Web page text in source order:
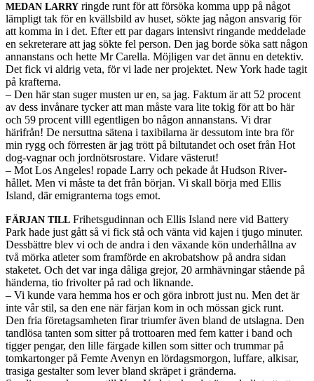
MEDAN LARRY ringde runt för att försöka komma upp på något
lämpligt tak för en kvälls­bild av huset, sökte jag någon ans­varig för
att komma in i det. Efter ett par dagars inten­sivt ringande med­de­lade
en sekreter­are att jag sökte fel per­son. Den jag borde söka satt någon
annanstans och hette Mr Carella. Möjli­gen var det ännu en detek­tiv.
Det fick vi aldrig veta, för vi lade ner pro­jek­tet. New York hade tagit
på krafterna.
– Den här stan suger musten ur en, sa jag. Fak­tum är att 52 pro­cent
av dess invånare tycker att man måste vara lite tokig för att bo här
och 59 pro­cent villl egentli­gen bo någon annanstans. Vi drar
härifrån! De ner­sut­tna sätena i tax­i­bi­larna är dessu­tom inte bra för
min rygg och för­resten är jag trött på bil­tutandet och oset från Hot
dog-vagnar och jord­nöt­srostare. Vidare västerut!
– Mot Los Ange­les! ropade Larry och pekade åt Hud­son River-
hållet. Men vi måste ta det från bör­jan. Vi skall börja med Ellis
Island, där emi­granterna togs emot.
FÄRJAN TILL Fri­hets­gudin­nan och Ellis Island nere vid Bat­tery
Park hade just gått så vi fick stå och vänta vid kajen i tjugo minuter.
Dess­bät­tre blev vi och de andra i den växande kön under­hållna av
två mörka atleter som fram­förde en akro­bat­show på andra sidan
staketet. Och det var inga dåliga gre­jor, 20 armhävningar stående på
hän­derna, tio fri­v­olter på rad och lik­nande.
– Vi kunde vara hemma hos er och göra inbrott just nu. Men det är
inte vår stil, sa den ene när fär­jan kom in och mös­san gick runt.
Den fria före­tagsamheten firar tri­um­fer även bland de utslagna. Den
tan­dlösa tan­ten som sit­ter på trot­toaren med fem kat­ter i band och
tig­ger pen­gar, den lille fär­gade killen som sit­ter och trum­mar på
tomkar­tonger på Femte Avenyn en lördagsmor­gon, luf­fare, alk­isar,
trasiga gestal­ter som lever bland skräpet i grän­derna.